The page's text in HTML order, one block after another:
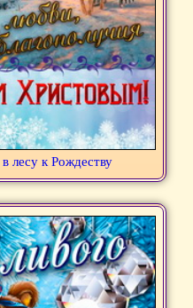
лесу к Рождеству